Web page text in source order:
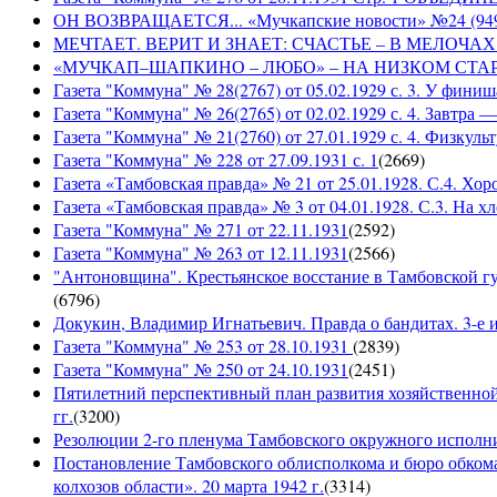
ОН ВОЗВРАЩАЕТСЯ... «Мучкапские новости» №24
МЕЧТАЕТ. ВЕРИТ И ЗНАЕТ: СЧАСТЬЕ – В МЕЛОЧАХ...
«МУЧКАП–ШАПКИНО – ЛЮБО» – НА НИЗКОМ СТАРТЕ!
Газета "Коммуна" № 28(2767) от 05.02.1929 с. 3. У
Газета "Коммуна" № 26(2765) от 02.02.1929 с. 4. Завтра
Газета "Коммуна" № 21(2760) от 27.01.1929 с. 4.
Газета "Коммуна" № 228 от 27.09.1931 с. 1(2669)
Газета «Тамбовская правда» № 21 от 25.01.1928. С.4.
Газета «Тамбовская правда» № 3 от 04.01.1928. С.3. На
Газета "Коммуна" № 271 от 22.11.1931(2592)
Газета "Коммуна" № 263 от 12.11.1931(2566)
"Антоновщина". Крестьянское восстание в Тамбовской
(6796)
Докукин, Владимир Игнатьевич. Правда о бандитах. 3-е
Газета "Коммуна" № 253 от 28.10.1931 (2839)
Газета "Коммуна" № 250 от 24.10.1931(2451)
Пятилетний перспективный план развития
гг.(3200)
Резолюции 2-го пленума Тамбовского окружного
Постановление Тамбовского облисполкома и бюро
колхозов области». 20 марта 1942 г.(3314)